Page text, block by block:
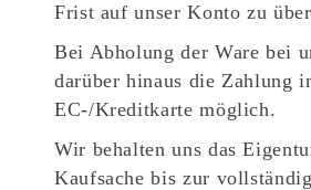
Frist auf unser Konto zu
Bei Abholung der Ware bei
darüber hinaus die Zahlung
EC-/Kreditkarte möglich.
Wir behalten uns das
Kaufsache bis zur